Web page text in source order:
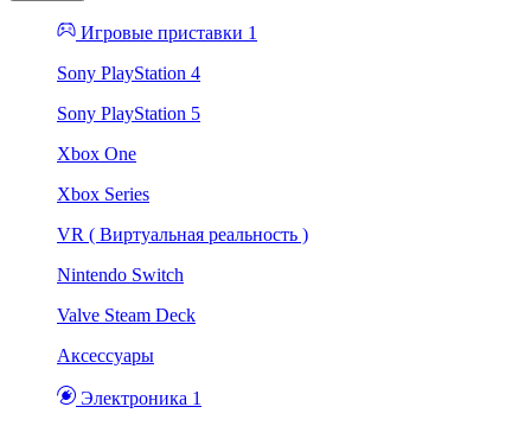
Игровые приставки 1
Sony PlayStation 4
Sony PlayStation 5
Xbox One
Xbox Series
VR ( Виртуальная реальность )
Nintendo Switch
Valve Steam Deck
Аксессуары
Электроника 1